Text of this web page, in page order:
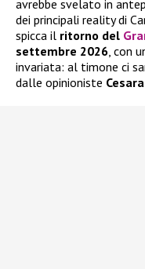
avrebbe svelato in
dei principali reality di
spicca il ritorno del
settembre 2026, con
invariata: al timone ci
dalle opinioniste